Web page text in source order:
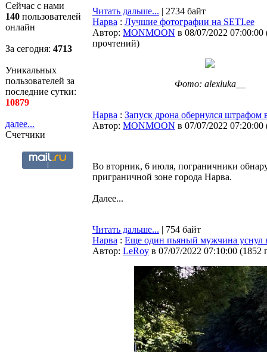
Сейчас с нами
140 пользователей
онлайн
За сегодня: 4713
Уникальных
пользователей за
последние сутки:
10879
далее...
Счетчики
Читать дальше... | 2734 байт
Нарва : Лучшие фотографии на SETI.ee
Автор: MONMOON в 08/07/2022 07:00:00
прочтений)
Фото: alexluka__
Нарва : Запуск дрона обернулся штрафом
Автор: MONMOON в 07/07/2022 07:20:00
Во вторник, 6 июля, пограничники
приграничной зоне города Нарва.
Далее...
Читать дальше... | 754 байт
Нарва : Еще один пьяный мужчина уснул
Автор: LeRoy в 07/07/2022 07:10:00 (1852